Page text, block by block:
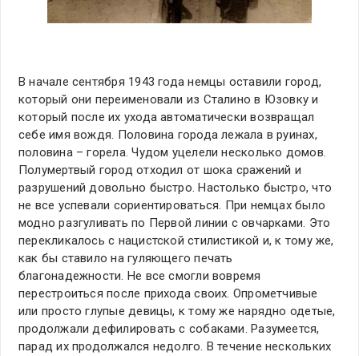
В начале сентября 1943 года немцы оставили город,
который они переименовали из Сталино в Юзовку и
который после их ухода автоматически возвращал
себе имя вождя. Половина города лежала в руинах,
половина – горела. Чудом уцелели несколько домов.
Полумертвый город отходил от шока сражений и
разрушений довольно быстро. Настолько быстро, что
не все успевали сориентироваться. При немцах было
модно разгуливать по Первой линии с овчарками. Это
перекликалось с нацистской стилистикой и, к тому же,
как бы ставило на гуляющего печать
благонадежности. Не все смогли вовремя
перестроиться после прихода своих. Опрометчивые
или просто глупые девицы, к тому же нарядно одетые,
продолжали дефилировать с собаками. Разумеется,
парад их продолжался недолго. В течение нескольких